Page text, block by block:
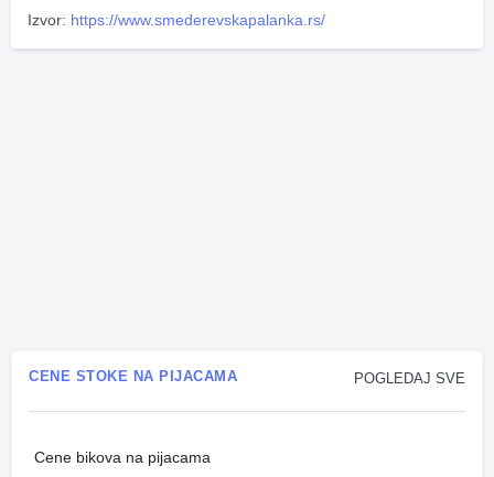
Izvor: https://www.smederevskapalanka.rs/
POGLEDAJ SVE
CENE STOKE NA PIJACAMA
Cene bikova na pijacama